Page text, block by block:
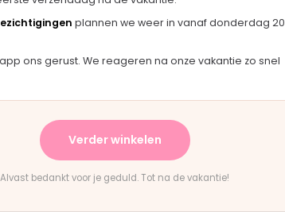
het leven
plannen we weer in vanaf donderdag 20
ons gerust. We reageren na onze vakantie zo snel
Verder winkelen
Alvast bedankt voor je geduld. Tot na de vakantie!